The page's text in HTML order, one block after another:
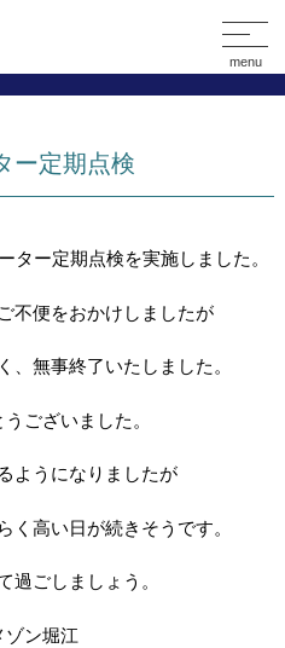
menu
ー定期点検
ター定期点検を実施しました。
不便をおかけしましたが
、無事終了いたしました。
ございました。
ようになりましたが
く高い日が続きそうです。
過ごしましょう。
ゾン堀江